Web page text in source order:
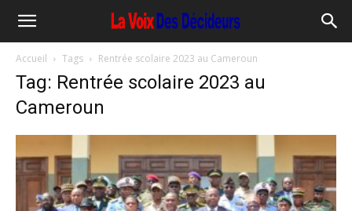
Accueil Tags Rentrée scolaire 2023 au Cameroun
Tag: Rentrée scolaire 2023 au
Cameroun